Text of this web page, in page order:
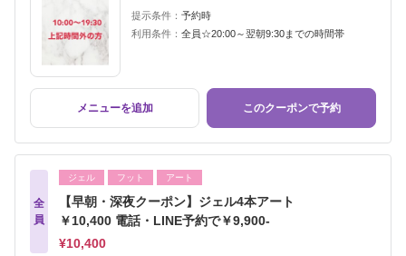
提示条件： 予約時
利用条件： 全員☆20:00～翌朝9:30までの時間帯
メニューを追加 このクーポンで予約
全
員
ジェル フット アート
【早朝・深夜クーポン】ジェル4本アート
￥10,400 電話・LINE予約で￥9,900-
¥10,400